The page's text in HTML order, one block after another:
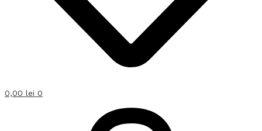
0,00 lei 0